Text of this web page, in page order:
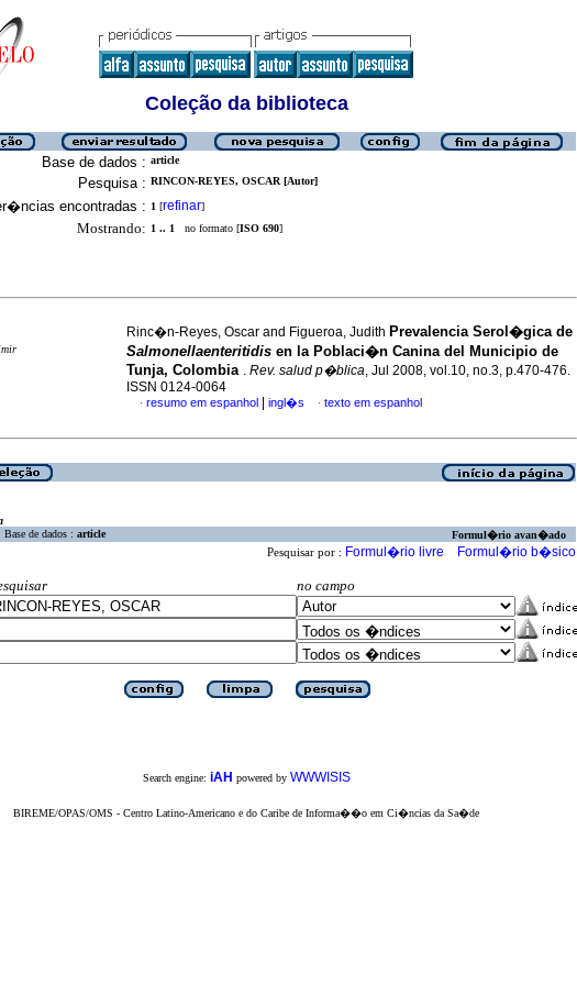
Coleção da biblioteca
Base de dados : article
Pesquisa : RINCON-REYES, OSCAR [Autor]
encontradas : 1 [refinar]
Mostrando: 1 .. 1 no formato [ISO 690]
Rinc�n-Reyes, Oscar and Figueroa, Judith Prevalencia Serol�gica de
Salmonellaenteritidis en la Poblaci�n Canina del Municipio de
Tunja, Colombia . Rev. salud p�blica, Jul 2008, vol.10, no.3, p.470-476.
ISSN 0124-0064
· resumo em espanhol ingl�s · texto em espanhol
Base de dados : article Formul�rio avan�ado
Pesquisar por : Formul�rio livre Formul�rio b�sico
no campo
Search engine: iAH powered by WWWISIS
BIREME/OPAS/OMS - Centro Latino-Americano e do Caribe de Informa��o em Ci�ncias da Sa�de